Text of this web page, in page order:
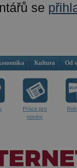
se
Kultura Od
Práce pro
noviny